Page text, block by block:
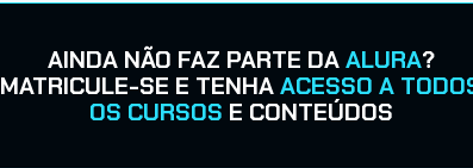
AINDA NÃO FAZ PARTE DAALURA?
MATRICULE-SE E TENHAACESSO A
OS CURSOS E CONTEÚDOS